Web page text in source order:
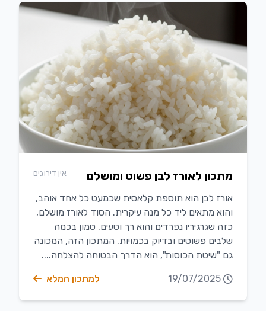
מתכון לאורז לבן פשוט ומושלם אין דירוגים
אורז לבן הוא תוספת קלאסית שכמעט כל אחד אוהב,
והוא מתאים ליד כל מנה עיקרית. הסוד לאורז מושלם,
כזה שגרגיריו נפרדים והוא רך וטעים, טמון בכמה
שלבים פשוטים ובדיוק בכמויות. המתכון הזה, המכונה
גם "שיטת הכוסות", הוא הדרך הבטוחה להצלחה....
19/07/2025 למתכון המלא